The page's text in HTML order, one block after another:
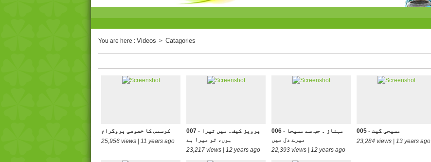
You are here : Videos > Catagories
کرسمس کا خصوصی پروگرام
25,956 views | 11 years ago
007 - پرویز کیف۔ میں تیرا
ہوں، تو میرا ہے
23,217 views | 12 years ago
006 - مہناز ۔ جب سے مسیحا
میرے دل میں
22,393 views | 12 years ago
005 - مسیحی گیت
23,284 views | 13 years ago